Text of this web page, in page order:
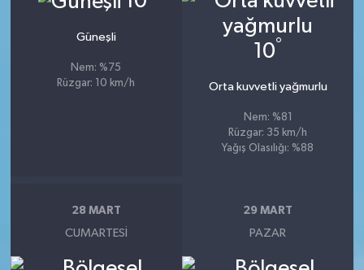
Güneşli
Nem: %75
Rüzgar: 10 km/h
10°
Orta kuvvetli yağmurlu
Nem: %81
Rüzgar: 35 km/h
Yağış Olasılığı: %88
28 MART
CUMARTESI
29 MART
PAZAR